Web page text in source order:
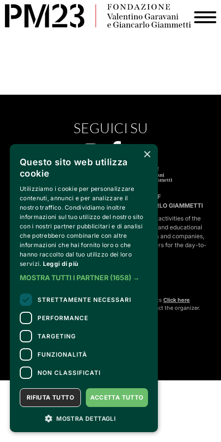
FVG SERVICES SRL ON BEHALF OF
FONDAZIONE VALENTINO GARAVANI E GIANCARLO GIAMMETTI
is the operational entity that implements the core activities of the
Fondazione, developing strategies for the cultural and educational
program, establishing partnerships with institutions and companies,
and hiring the relevant staff, consultants and suppliers for the day-to-
day running of the activities.
SEGUICI SU
For information and support in purchasing tickets Click here
For information on the program and the event, contact the organizer.
Accessibility statement
×
Questo sito web utilizza
cookie
Utilizziamo i cookie per personalizzare
contenuti, annunci e per analizzare il
nostro traffico. Condividiamo inoltre
informazioni sul tuo utilizzo del nostro sito
con i nostri partner pubblicitari e di analisi
che potrebbero combinarle con altre
informazioni che hai fornito loro o che
hanno raccolto dal tuo utilizzo dei loro
servizi. Leggi di più
MOSTRA TUTTI I PARTNER (1658) →
STRETTAMENTE NECESSARI
PERFORMANCE
TARGETING
FUNZIONALITÀ
NON CLASSIFICATI
ACCETTA TUTTO
RIFIUTA TUTTO
MOSTRA DETTAGLI